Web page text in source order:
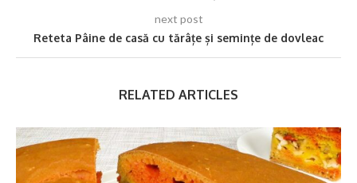
next post
Reteta Pâine de casă cu tărâțe și semințe de dovleac
RELATED ARTICLES